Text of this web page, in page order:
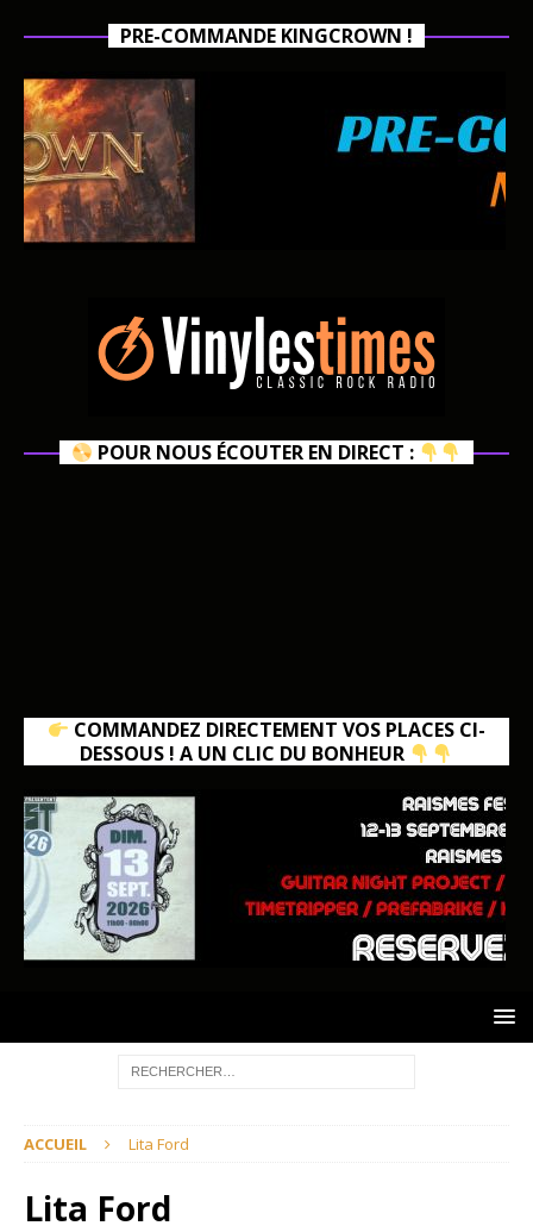
PRE-COMMANDE KINGCROWN !
POUR NOUS ÉCOUTER EN DIRECT :
COMMANDEZ DIRECTEMENT VOS PLACES CI-
DESSOUS ! A UN CLIC DU BONHEUR
ACCUEIL Lita Ford
Lita Ford